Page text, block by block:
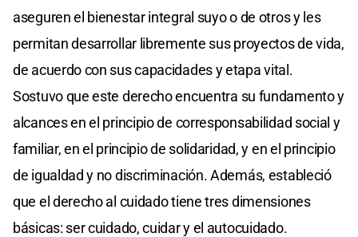
aseguren el bienestar integral suyo o de otros y les
permitan desarrollar libremente sus proyectos de vida,
de acuerdo con sus capacidades y etapa vital.
Sostuvo que este derecho encuentra su fundamento y
alcances en el principio de corresponsabilidad social y
familiar, en el principio de solidaridad, y en el principio
de igualdad y no discriminación. Además, estableció
que el derecho al cuidado tiene tres dimensiones
básicas: ser cuidado, cuidar y el autocuidado.